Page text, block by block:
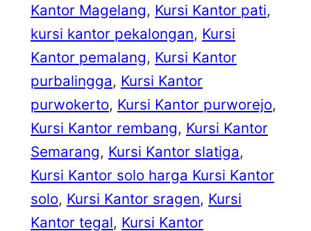
Kantor Magelang, Kursi Kantor pati
kursi kantor pekalongan, Kursi
Kantor pemalang, Kursi Kantor
purbalingga, Kursi Kantor
purwokerto, Kursi Kantor purworejo
Kursi Kantor rembang, Kursi Kantor
Semarang, Kursi Kantor slatiga
Kursi Kantor solo harga Kursi Kantor
solo, Kursi Kantor sragen, Kursi
Kantor tegal, Kursi Kantor